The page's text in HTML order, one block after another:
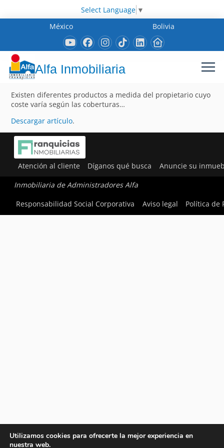
Select Language ▼
México
Bolivia
Alfa Inmobiliaria
Existen diferentes productos a medida del propietario cuyo
coste varía según las coberturas…
Descargar artículo.
Atención al cliente Díganos qué busca Anuncie su
Inmobiliaria de Administradores Alfa
Responsabilidad Social Corporativa
Aviso legal Política de
Utilizamos cookies para ofrecerte la mejor experiencia en
nuestra web.